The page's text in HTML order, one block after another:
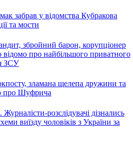
забрав у відомства Кубракова
та мости
збройний барон, корупціонер
про найбільшого приватного
ЗСУ
зламана щелепа дружини та
про Шуфрича
розслідувачі дізнались
виїзду чоловіків з України за